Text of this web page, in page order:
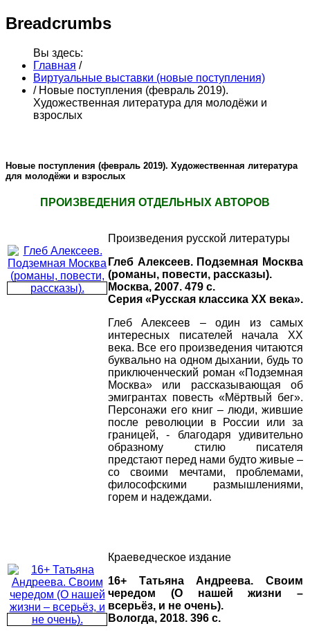
Breadcrumbs
Вы здесь:
Главная /
Виртуальные выставки (новые поступления)
/ Новые поступления (февраль 2019).
Художественная литература для молодёжи и
взрослых
Новые поступления (февраль 2019). Художественная литература
для молодёжи и взрослых
ПРОИЗВЕДЕНИЯ ОТДЕЛЬНЫХ АВТОРОВ
Произведения русской литературы
Глеб Алексеев. Подземная Москва
(романы, повести, рассказы).
Москва, 2007. 479 с.
Серия «Русская классика XX века».
Глеб Алексеев – один из самых
интересных писателей начала XX
века. Все его произведения читаются
буквально на одном дыхании, будь то
приключенческий роман «Подземная
Москва» или рассказывающая об
эмигрантах повесть «Мёртвый бег».
Персонажи его книг – люди, жившие
после революции в России или за
границей, - благодаря удивительно
образному стилю писателя
предстают перед нами будто живые –
со своими мечтами, проблемами,
философскими размышлениями,
горем и надеждами.
Краеведческое издание
16+ Татьяна Андреева. Своим
чередом (О нашей жизни –
всерьёз, и не очень).
Вологда, 2018. 396 с.